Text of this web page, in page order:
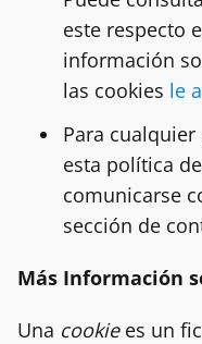
este respecto
información
las cookies le
Para
esta política de
comunicarse
sección de
Más Información
Una cookiees un